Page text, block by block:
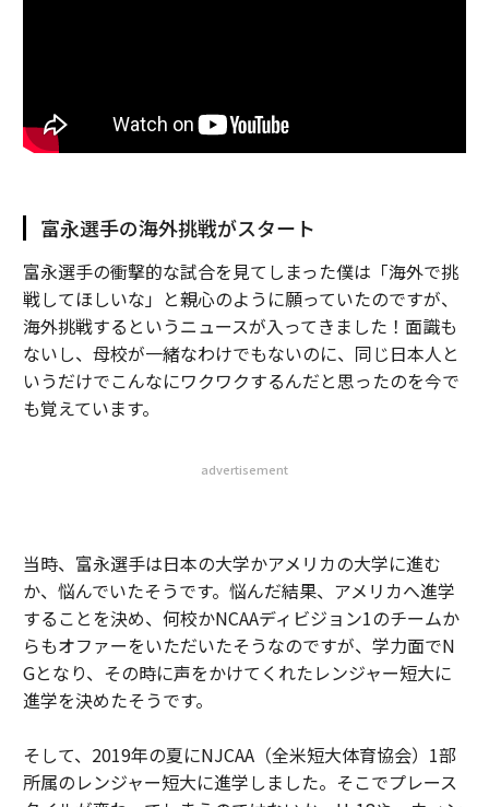
富永選手の海外挑戦がスタート
富永選手の衝撃的な試合を見てしまった僕は「海外で挑
戦してほしいな」と親心のように願っていたのですが、
海外挑戦するというニュースが入ってきました！面識も
ないし、母校が一緒なわけでもないのに、同じ日本人と
いうだけでこんなにワクワクするんだと思ったのを今で
も覚えています。
advertisement
当時、富永選手は日本の大学かアメリカの大学に進む
か、悩んでいたそうです。悩んだ結果、アメリカへ進学
することを決め、何校かNCAAディビジョン1のチームか
らもオファーをいただいたそうなのですが、学力面でN
Gとなり、その時に声をかけてくれたレンジャー短大に
進学を決めたそうです。
そして、2019年の夏にNJCAA（全米短大体育協会）1部
所属のレンジャー短大に進学しました。そこでプレース